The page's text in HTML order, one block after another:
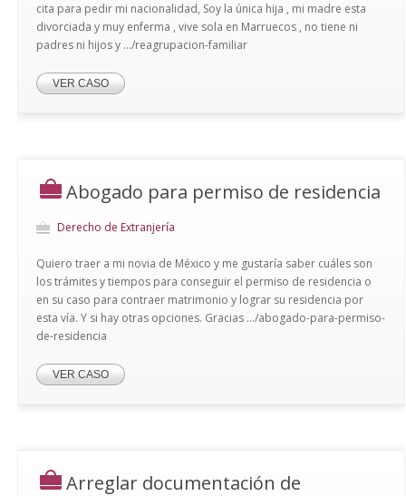
cita para pedir mi nacionalidad, Soy la única hija , mi madre esta
divorciada y muy enferma , vive sola en Marruecos , no tiene ni
padres ni hijos y .../reagrupacion-familiar
VER CASO
Abogado para permiso de residencia
Derecho de Extranjería
Quiero traer a mi novia de México y me gustaría saber cuáles son
los trámites y tiempos para conseguir el permiso de residencia o
en su caso para contraer matrimonio y lograr su residencia por
esta vía. Y si hay otras opciones. Gracias .../abogado-para-permiso-
de-residencia
VER CASO
Arreglar documentación de